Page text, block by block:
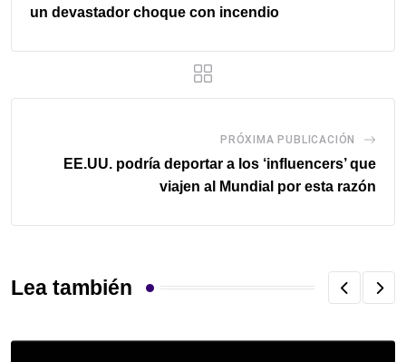
un devastador choque con incendio
PRÓXIMA PUBLICACIÓN
EE.UU. podría deportar a los ‘influencers’ que
viajen al Mundial por esta razón
Lea también